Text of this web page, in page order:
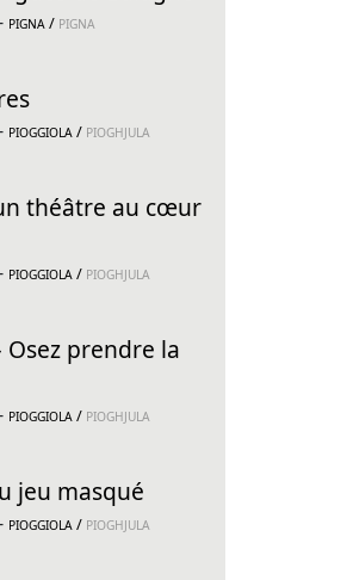
PIGNA / PIGNA
PIOGGIOLA / PIOGHJULA
théâtre au cœur
PIOGGIOLA / PIOGHJULA
Osez prendre la
PIOGGIOLA / PIOGHJULA
jeu masqué
PIOGGIOLA / PIOGHJULA